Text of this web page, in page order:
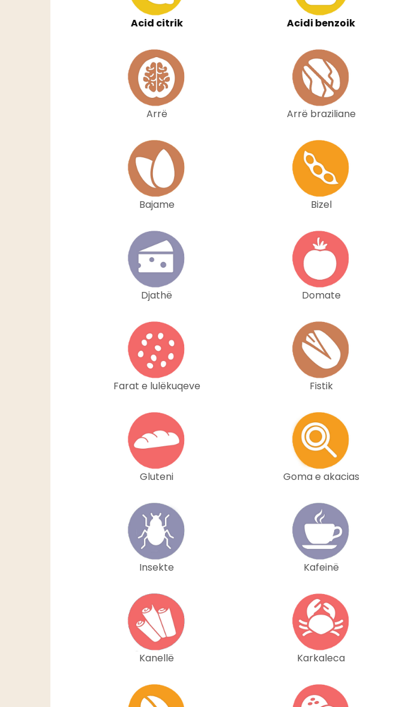
Acid citrik Acidi benzoik
Arrë Arrë braziliane
Bajame Bizel
Djathë Domate
Farat e lulëkuqeve Fistik
Gluteni Goma e akacias
Insekte Kafeinë
Kanellë Karkaleca